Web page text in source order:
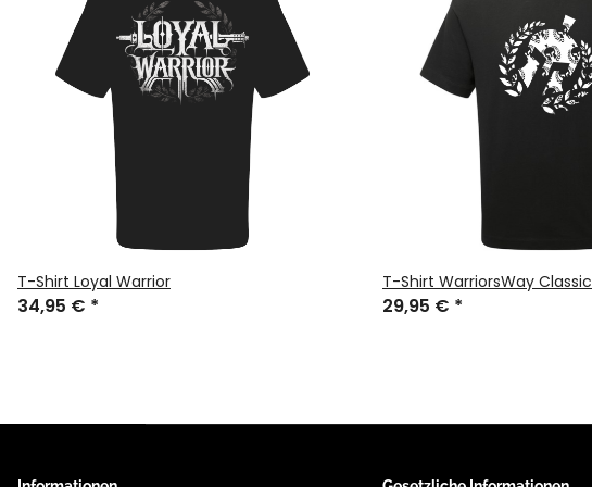
T-Shirt Loyal Warrior
34,95 € *
T-Shirt WarriorsWay Classic
29,95 € *